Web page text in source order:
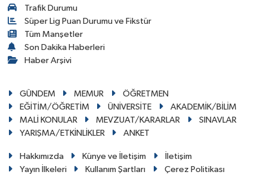
Trafik Durumu
Süper Lig Puan Durumu ve Fikstür
Tüm Manşetler
Son Dakika Haberleri
Haber Arşivi
GÜNDEM MEMUR
ÖĞRETMEN
EĞİTİM/ÖĞRETİM
ÜNİVERSİTE
AKADEMİK/BİLİM
MALİ KONULAR
MEVZUAT/KARARLAR
SINAVLAR
YARIŞMA/ETKİNLİKLER
ANKET
Hakkımızda Künye ve İletişim
İletişim
Yayın İlkeleri
Kullanım Şartları
Çerez Politikası